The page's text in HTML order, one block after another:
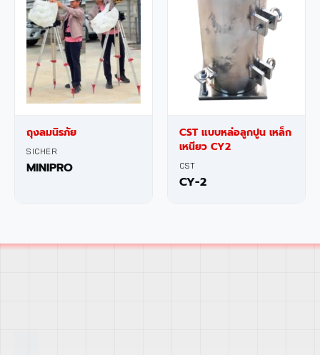
ถุงลมนิรภัย
SICHER
MINIPRO
CST แบบหล่อลูกปูน เหล็ก
เหนียว CY2
CST
CY-2